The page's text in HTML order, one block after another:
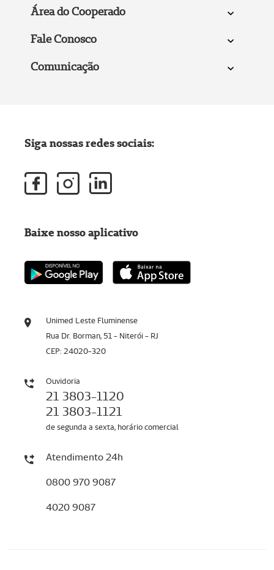
Área do Cooperado
Fale Conosco
Comunicação
Unimed Leste Fluminense
Rua Dr. Borman, 51 - Niterói - RJ
CEP: 24020-320
Ouvidoria
21 3803-1120
21 3803-1121
de segunda a sexta, horário comercial
Atendimento 24h
0800 970 9087
4020 9087
Siga nossas redes sociais:
Baixe nosso aplicativo